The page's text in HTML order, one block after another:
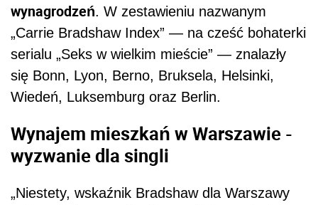
wynagrodzeń. W zestawieniu nazwanym
„Carrie Bradshaw Index” — na cześć bohaterki
serialu „Seks w wielkim mieście” — znalazły
się Bonn, Lyon, Berno, Bruksela, Helsinki,
Wiedeń, Luksemburg oraz Berlin.
Wynajem mieszkań w Warszawie -
wyzwanie dla singli
„Niestety, wskaźnik Bradshaw dla Warszawy